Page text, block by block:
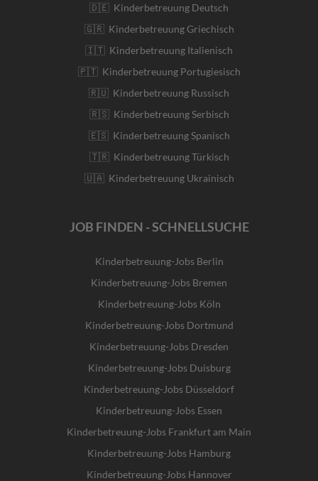
🇩🇪 Kinderbetreuung Deutsch
🇬🇷 Kinderbetreuung Griechisch
🇮🇹 Kinderbetreuung Italienisch
🇵🇹 Kinderbetreuung Portugiesisch
🇷🇺 Kinderbetreuung Russisch
🇷🇸 Kinderbetreuung Serbisch
🇪🇸 Kinderbetreuung Spanisch
🇹🇷 Kinderbetreuung Türkisch
🇺🇦 Kinderbetreuung Ukrainisch
JOB FINDEN - SCHNELLSUCHE
Kinderbetreuung-Jobs Berlin
Kinderbetreuung-Jobs Bremen
Kinderbetreuung-Jobs Köln
Kinderbetreuung-Jobs Dortmund
Kinderbetreuung-Jobs Dresden
Kinderbetreuung-Jobs Duisburg
Kinderbetreuung-Jobs Düsseldorf
Kinderbetreuung-Jobs Essen
Kinderbetreuung-Jobs Frankfurt am Main
Kinderbetreuung-Jobs Hamburg
Kinderbetreuung-Jobs Hannover